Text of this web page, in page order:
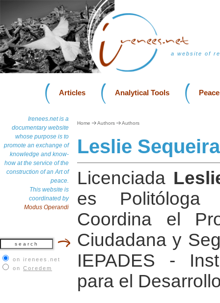
a website of
Articles Analytical Tools
Irenees.net is a
documentary website
whose purpose is to
promote an exchange of
knowledge and know-
how at the service of the
construction of an Art of
peace.
This website is
coordinated by
Modus Operandi
on irenees.net
on Coredem
Home Authors Authors
Leslie
Licenciada
es Politóloga
Coordina el
Ciudadana y
IEPADES -
para el